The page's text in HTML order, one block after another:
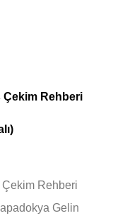
Çekim Rehberi
Çekim Rehberi
Gelin